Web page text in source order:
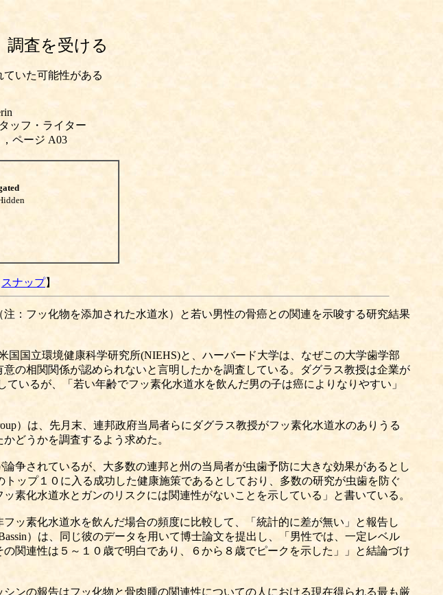
調査を受ける
いた可能性がある
ッフ・ライター
ページ A03
スナップ】
：フッ化物を添加された水道水）と若い男性の骨癌との関連を示唆する研究結果
国国立環境健康科学研究所(NIEHS)と、ハーバード大学は、なぜこの大学歯学部
の相関関係が認められないと言明したかを調査している。ダグラス教授は企業が
いるが、「若い年齢でフッ素化水道水を飲んだ男の子は癌によりなりやすい」
）は、先月末、連邦政府当局者らにダグラス教授がフッ素化水道水のありうる
どうかを調査するよう求めた。
争されているが、大多数の連邦と州の当局者が虫歯予防に大きな効果があるとし
ップ１０に入る成功した健康施策であるとしており、多数の研究が虫歯を防ぐ
素化水道水とガンのリスクには関連性がないことを示している」と書いている。
ッ素化水道水を飲んだ場合の頻度に比較して、「統計的に差が無い」と報告し
）は、同じ彼のデータを用いて博士論文を提出し、「男性では、一定レベル
関連性は５～１０歳で明白であり、６から８歳でピークを示した」」と結論づけ
ンの報告はフッ化物と骨肉腫の関連性についての人における現在得られる最も厳